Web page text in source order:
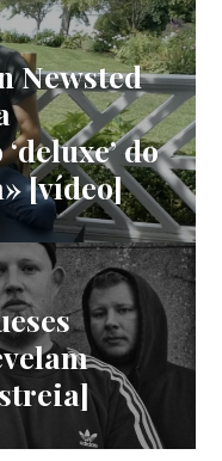
Newsted
do
[vídeo]